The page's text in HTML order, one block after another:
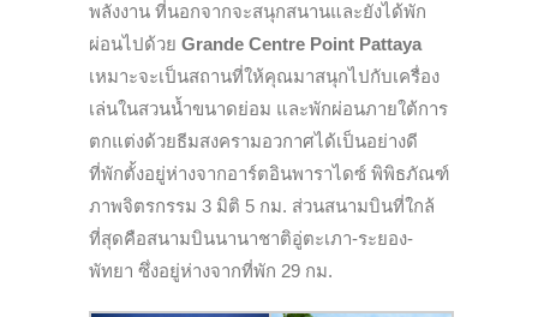
พลังงาน ที่นอกจากจะสนุกสนานและยังได้พัก
ผ่อนไปด้วย Grande Centre Point Pattaya
เหมาะจะเป็นสถานที่ให้คุณมาสนุกไปกับเครื่อง
เล่นในสวนน้ำขนาดย่อม และพักผ่อนภายใต้การ
ตกแต่งด้วยธีมสงครามอวกาศได้เป็นอย่างดี
ที่พักตั้งอยู่ห่างจากอาร์ตอินพาราไดซ์ พิพิธภัณฑ์
ภาพจิตรกรรม 3 มิติ 5 กม. ส่วนสนามบินที่ใกล้
ที่สุดคือสนามบินนานาชาติอู่ตะเภา-ระยอง-
พัทยา ซึ่งอยู่ห่างจากที่พัก 29 กม.